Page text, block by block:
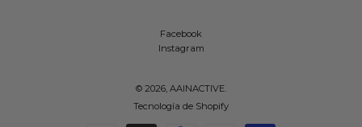
Facebook
Instagram
© 2026, AAINACTIVE.
Tecnología de Shopify